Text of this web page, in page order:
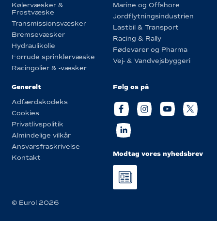
Kølervæsker &
Frostvæske
Transmissionsvæsker
Bremsevæsker
Hydraulikolie
Forrude sprinklervæske
Racingolier & -væsker
Marine og Offshore
Jordflytningsindustrien
Lastbil & Transport
Racing & Rally
Fødevarer og Pharma
Vej- & Vandvejsbyggeri
Generelt
Adfærdskodeks
Cookies
Privatlivspolitik
Almindelige vilkår
Ansvarsfraskrivelse
Kontakt
Følg os på
Modtag vores nyhedsbrev
© Eurol 2026